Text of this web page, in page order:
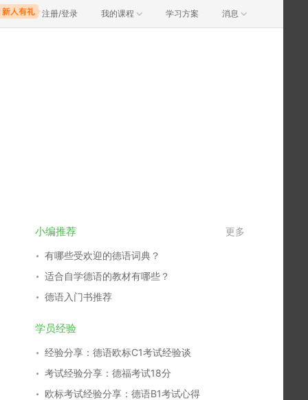
注册/登录 我的课程 学习方案 消息
小编推荐 更多
有哪些受欢迎的德语词典？
适合自学德语的教材有哪些？
德语入门书推荐
学员经验
经验分享：德语欧标C1考试经验谈
考试经验分享：德福考试18分
欧标考试经验分享：德语B1考试心得